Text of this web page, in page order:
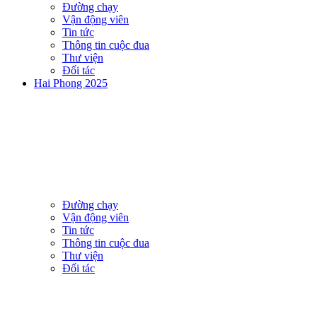
Đường chạy
Vận động viên
Tin tức
Thông tin cuộc đua
Thư viện
Đối tác
Hai Phong 2025
Đường chạy
Vận động viên
Tin tức
Thông tin cuộc đua
Thư viện
Đối tác